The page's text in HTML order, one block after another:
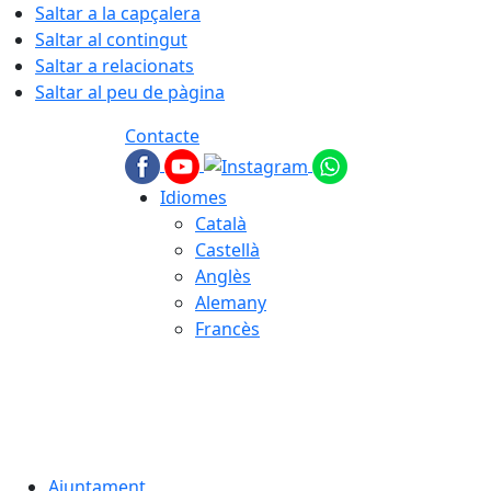
Saltar a la capçalera
Saltar al contingut
Saltar a relacionats
Saltar al peu de pàgina
Contacte
Idiomes
Català
Castellà
Anglès
Alemany
Francès